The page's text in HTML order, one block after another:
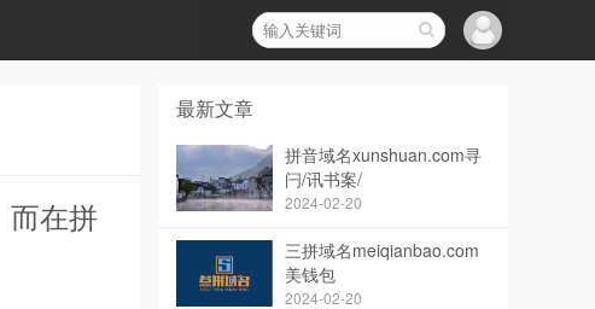
而在拼
最新文章
拼音域名xunshuan.com寻
闩/讯书案/
2024-02-20
三拼域名meiqianbao.com
美钱包
2024-02-20